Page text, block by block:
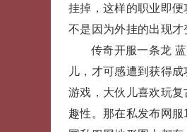
挂掉，这样的职业即
不是因为外挂的出现才
传奇开服一条龙
儿，才可感遭到获得
游戏，大伙儿喜欢玩
趣性。那在私发布网